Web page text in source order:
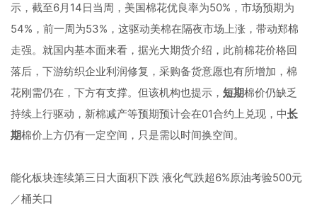
示，截至6月14日当周，美国棉花优良率为50%，市场预期为
54%，前一周为53%，这驱动美棉在隔夜市场上涨，带动郑棉
走强。就国内基本面来看，据光大期货介绍，此前棉花价格回
落后，下游纺织企业利润修复，采购备货意愿也有所增加，棉
花刚需仍在，下方有支撑。但该机构也提示， 短期棉价仍缺乏
持续上行驱动，新棉减产等预期预计会在01合约上兑现，中长
期棉价上方仍有一定空间，只是需以时间换空间。
能化板块连续第三日大面积下跌 液化气跌超6%原油考验500元
／桶关口